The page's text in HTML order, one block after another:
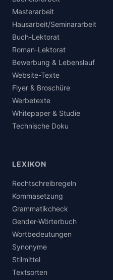
Masterarbeit
Hausarbeit/Seminararbeit
Buch-Lektorat
Roman-Lektorat
Bewerbung & Lebenslauf
Website-Texte
Flyer & Broschüre
Werbetexte
Whitepaper & Studie
Technische Doku
LEXIKON
Rechtschreibregeln
Kommasetzung
Grammatikcheck
Gender-Wörterbuch
Wortbedeutungen
Synonyme
Stilmittel
Textsorten